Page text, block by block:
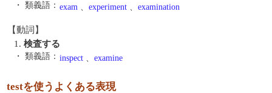
・ 類義語： exam 、 experiment 、 examination
【動詞】
1. 検査する
・ 類義語： inspect 、 examine
testを使うよくある表現